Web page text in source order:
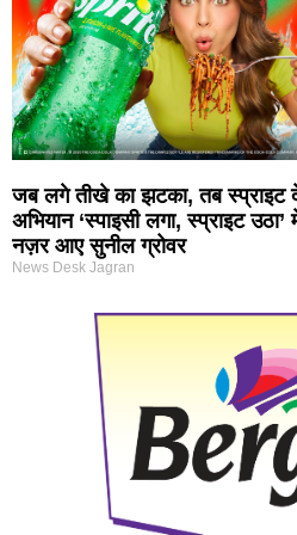
जब लगे तीखे का झटका, तब स्प्राइट
अभियान ‘स्पाइसी लगा, स्प्राइट
नज़र आए सुनील ग्रोवर
News Desk Jagran